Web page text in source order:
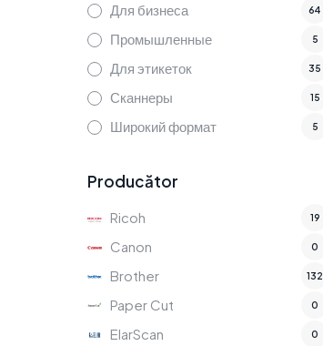
Для бизнеса 64
Промышленные 5
Для этикеток 35
Сканнеры 15
Широкий формат 5
Producător
Ricoh 19
Canon 0
Brother 132
Paper Cut 0
ElarScan 0